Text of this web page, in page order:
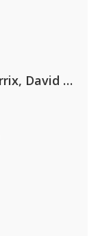
AFROJACK, Martin Garrix, David Guetta & Amél